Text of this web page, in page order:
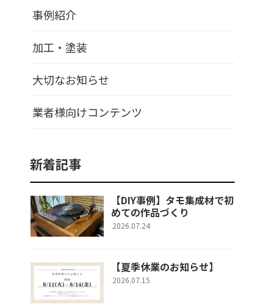
事例紹介
加工・塗装
大切なお知らせ
業者様向けコンテンツ
新着記事
【DIY事例】タモ集成材で初
めての作品づくり
2026.07.24
【夏季休業のお知らせ】
2026.07.15